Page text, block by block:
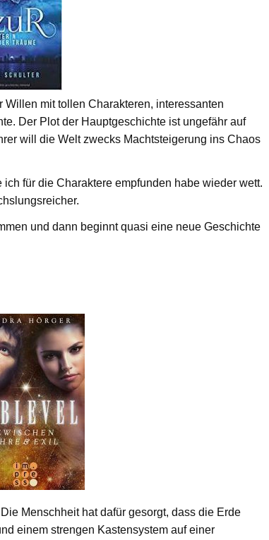
mit tollen Charakteren, interessanten
Der Plot der Hauptgeschichte ist ungefähr auf
will die Welt zwecks Machtsteigerung ins Chaos
für die Charaktere empfunden habe wieder wett.
und dann beginnt quasi eine neue Geschichte
Menschheit hat dafür gesorgt, dass die Erde
einem strengen Kastensystem auf einer